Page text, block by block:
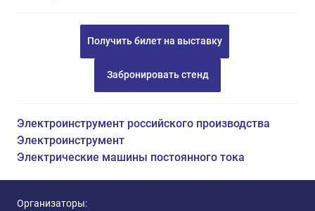
Получить билет на выставку
Забронировать стенд
Электроинструмент российского производства
Электроинструмент
Электрические машины постоянного тока
Организаторы: